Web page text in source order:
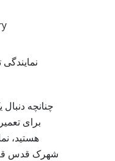
:
چنانچه
برای
هستید،
شهرک قدس قم